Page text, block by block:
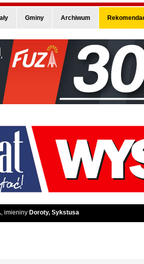
Gminy Archiwum
, imieniny Doroty, Sykstusa